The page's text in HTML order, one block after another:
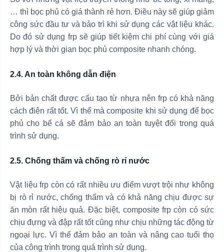
… thì bọc phủ có giá thành rẻ hơn. Điều này sẽ giúp giảm
công sức đầu tư và bảo trì khi sử dụng các vật liệu khác.
Do đó sử dụng frp sẽ giúp tiết kiệm chi phí cùng với giá
hợp lý và thời gian bọc phủ composite nhanh chóng.
2.4. An toàn không dẫn điện
Bởi bản chất được cấu tạo từ nhựa nên frp có khả năng
cách điện rất tốt. Vì thế mà composite khi sử dụng để bọc
phủ cho bể cá sẽ đảm bảo an toàn tuyệt đối trong quá
trình sử dụng.
2.5. Chống thấm và chống rò rỉ nước
Vật liệu frp còn có rất nhiều ưu điểm vượt trội như không
bị rò rỉ nước, chống thấm và có khả năng chịu được sự
ăn mòn rất hiệu quả. Đặc biệt, composite frp còn có sức
chịu đựng và đập rất tốt cũng như chịu những tác động từ
ngoại lực. Vì thế đảm bảo an toàn và nâng cao tuổi thọ
của công trình trong quá trình sử dụng.